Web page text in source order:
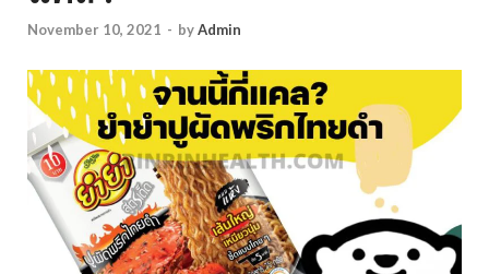
November 10, 2021 - byAdmin